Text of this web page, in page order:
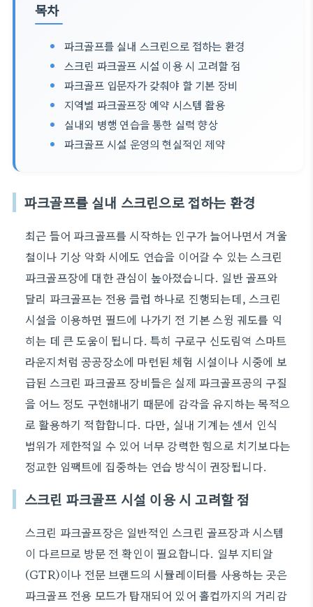
목차
파크골프를 실내 스크린으로 접하는 환경
스크린 파크골프 시설 이용 시 고려할 점
파크골프 입문자가 갖춰야 할 기본 장비
지역별 파크골프장 예약 시스템 활용
실내외 병행 연습을 통한 실력 향상
파크골프 시설 운영의 현실적인 제약
파크골프를 실내 스크린으로 접하는 환경
최근 들어 파크골프를 시작하는 인구가 늘어나면서 겨울
철이나 기상 악화 시에도 연습을 이어갈 수 있는 스크린
파크골프장에 대한 관심이 높아졌습니다. 일반 골프와
달리 파크골프는 전용 클럽 하나로 진행되는데, 스크린
시설을 이용하면 필드에 나가기 전 기본 스윙 궤도를 익
히는 데 큰 도움이 됩니다. 특히 구로구 신도림역 스마트
라운지처럼 공공장소에 마련된 체험 시설이나 시중에 보
급된 스크린 파크골프 장비들은 실제 파크골프공의 구질
을 어느 정도 구현해내기 때문에 감각을 유지하는 목적으
로 활용하기 적합합니다. 다만, 실내 기계는 센서 인식
범위가 제한적일 수 있어 너무 강력한 힘으로 치기보다는
정교한 임팩트에 집중하는 연습 방식이 권장됩니다.
스크린 파크골프 시설 이용 시 고려할 점
스크린 파크골프장은 일반적인 스크린 골프장과 시스템
이 다르므로 방문 전 확인이 필요합니다. 일부 지티알
(GTR)이나 전문 브랜드의 시뮬레이터를 사용하는 곳은
파크골프 전용 모드가 탑재되어 있어 홀컵까지의 거리감